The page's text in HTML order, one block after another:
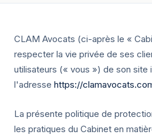
CLAM Avocats (ci-après le «
respecter la vie privée de ses
utilisateurs (« vous ») de son site
l'adresse https://
La présente politique de
les pratiques du Cabinet en